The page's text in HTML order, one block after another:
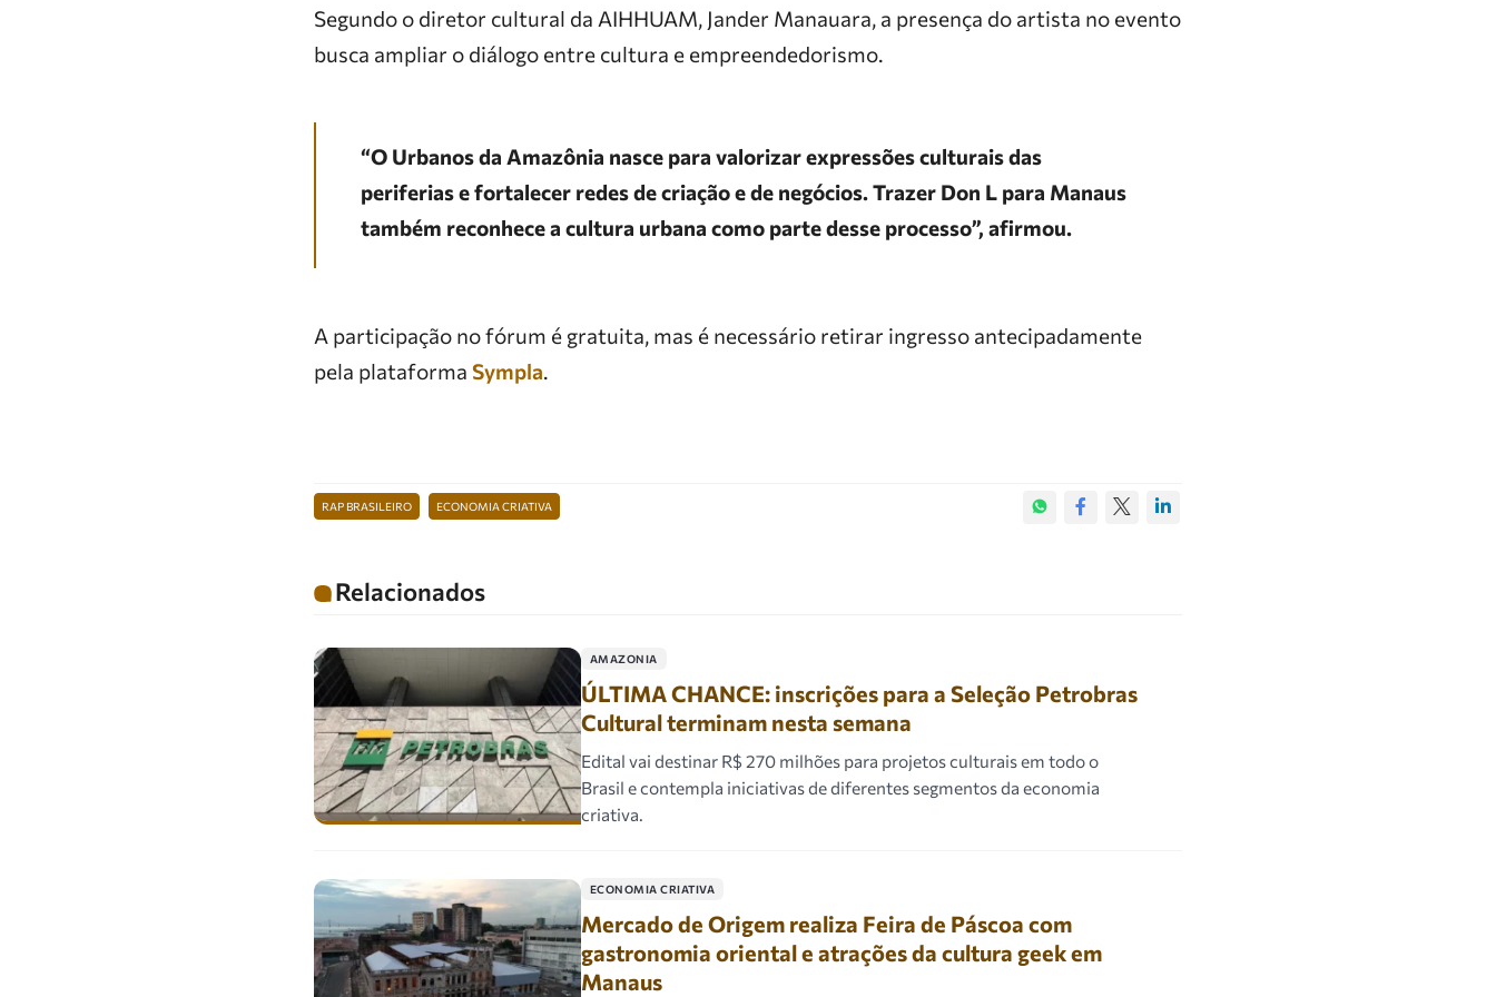
Segundo o diretor cultural da AIHHUAM, Jander Manauara, a presença do artista no evento
busca ampliar o diálogo entre cultura e empreendedorismo.
“O Urbanos da Amazônia nasce para valorizar expressões culturais das
periferias e fortalecer redes de criação e de negócios. Trazer Don L para Manaus
também reconhece a cultura urbana como parte desse processo”, afirmou.
A participação no fórum é gratuita, mas é necessário retirar ingresso antecipadamente
pela plataforma Sympla.
RAP BRASILEIRO ECONOMIA CRIATIVA
Relacionados
AMAZONIA
ÚLTIMA CHANCE: inscrições para a Seleção Petrobras
Cultural terminam nesta semana
Edital vai destinar R$ 270 milhões para projetos culturais em todo o
Brasil e contempla iniciativas de diferentes segmentos da economia
criativa.
ECONOMIA CRIATIVA
Mercado de Origem realiza Feira de Páscoa com
gastronomia oriental e atrações da cultura geek em
Manaus